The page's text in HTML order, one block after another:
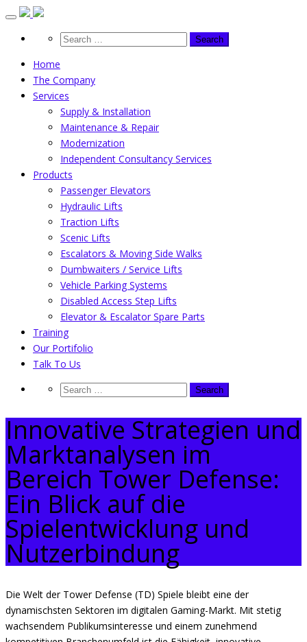
Skip
content
Home
The Company
Services
Supply & Installation
Maintenance & Repair
Modernization
Independent Consultancy Services
Products
Passenger Elevators
Hydraulic Lifts
Traction Lifts
Scenic Lifts
Escalators & Moving Side Walks
Dumbwaiters / Service Lifts
Vehicle Parking Systems
Disabled Access Step Lifts
Elevator & Escalator Spare Parts
Training
Our Portifolio
Talk To Us
Innovative Strategien und
Marktanalysen im
Bereich Tower Defense:
Ein Blick auf die
Spielentwicklung und
Nutzerbindung
Die Welt der Tower Defense (TD) Spiele bleibt eine der
dynamischsten Sektoren im digitalen Gaming-Markt. Mit stetig
wachsendem Publikumsinteresse und einem zunehmend